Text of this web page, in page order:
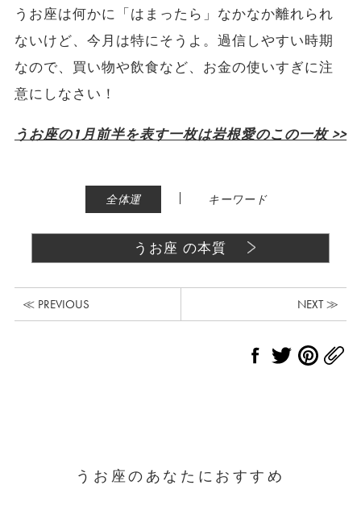
うお座は何かに「はまったら」なかなか離れられ
ないけど、今月は特にそうよ。過信しやすい時期
なので、買い物や飲食など、お金の使いすぎに注
意にしなさい！
うお座の1月前半を表す一枚は岩根愛のこの一枚 >>
全体運 | キーワード
うお座 の本質
≪ PREVIOUS NEXT ≫
うお座のあなたにおすすめ